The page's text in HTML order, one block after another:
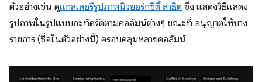
ตัวอย่างเช่น ดูแกลเลอรีรูปภาพนิวยอร์กซิตี้ สาธิต ซึ่ง แสดงวิธีแสดง
รูปภาพในรูปแบบกะทัดรัดตามคอลัมน์ต่างๆ ขณะที่ อนุญาตให้บาง
รายการ (ชื่อในตัวอย่างนี้) ครอบคลุมหลายคอลัมน์